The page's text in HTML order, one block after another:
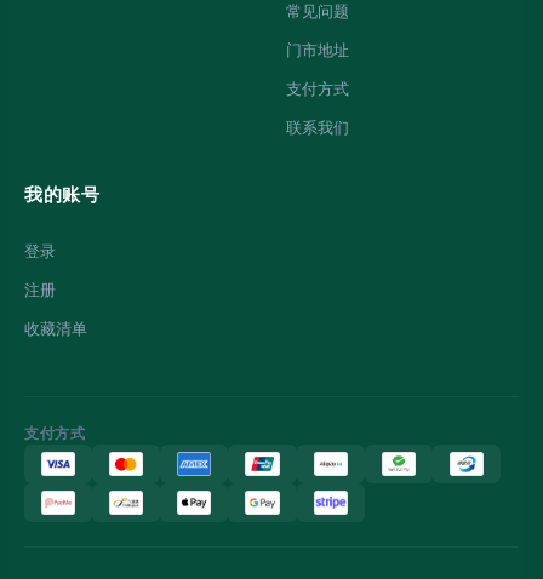
常见问题
门市地址
支付方式
联系我们
我的账号
登录
注册
收藏清单
支付方式